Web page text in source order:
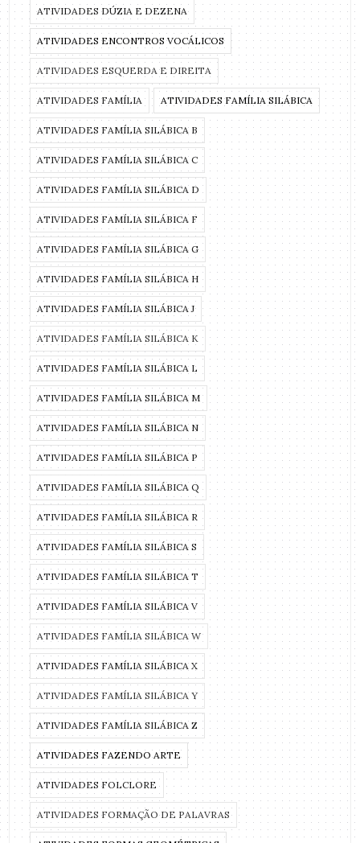
ATIVIDADES DÚZIA E DEZENA
ATIVIDADES ENCONTROS VOCÁLICOS
ATIVIDADES ESQUERDA E DIREITA
ATIVIDADES FAMÍLIA ATIVIDADES FAMÍLIA SILÁBICA
ATIVIDADES FAMÍLIA SILÁBICA B
ATIVIDADES FAMÍLIA SILÁBICA C
ATIVIDADES FAMÍLIA SILÁBICA D
ATIVIDADES FAMÍLIA SILÁBICA F
ATIVIDADES FAMÍLIA SILÁBICA G
ATIVIDADES FAMÍLIA SILÁBICA H
ATIVIDADES FAMÍLIA SILÁBICA J
ATIVIDADES FAMÍLIA SILÁBICA K
ATIVIDADES FAMÍLIA SILÁBICA L
ATIVIDADES FAMÍLIA SILÁBICA M
ATIVIDADES FAMÍLIA SILÁBICA N
ATIVIDADES FAMÍLIA SILÁBICA P
ATIVIDADES FAMÍLIA SILÁBICA Q
ATIVIDADES FAMÍLIA SILÁBICA R
ATIVIDADES FAMÍLIA SILÁBICA S
ATIVIDADES FAMÍLIA SILÁBICA T
ATIVIDADES FAMÍLIA SILÁBICA V
ATIVIDADES FAMÍLIA SILÁBICA W
ATIVIDADES FAMÍLIA SILÁBICA X
ATIVIDADES FAMÍLIA SILÁBICA Y
ATIVIDADES FAMÍLIA SILÁBICA Z
ATIVIDADES FAZENDO ARTE
ATIVIDADES FOLCLORE
ATIVIDADES FORMAÇÃO DE PALAVRAS